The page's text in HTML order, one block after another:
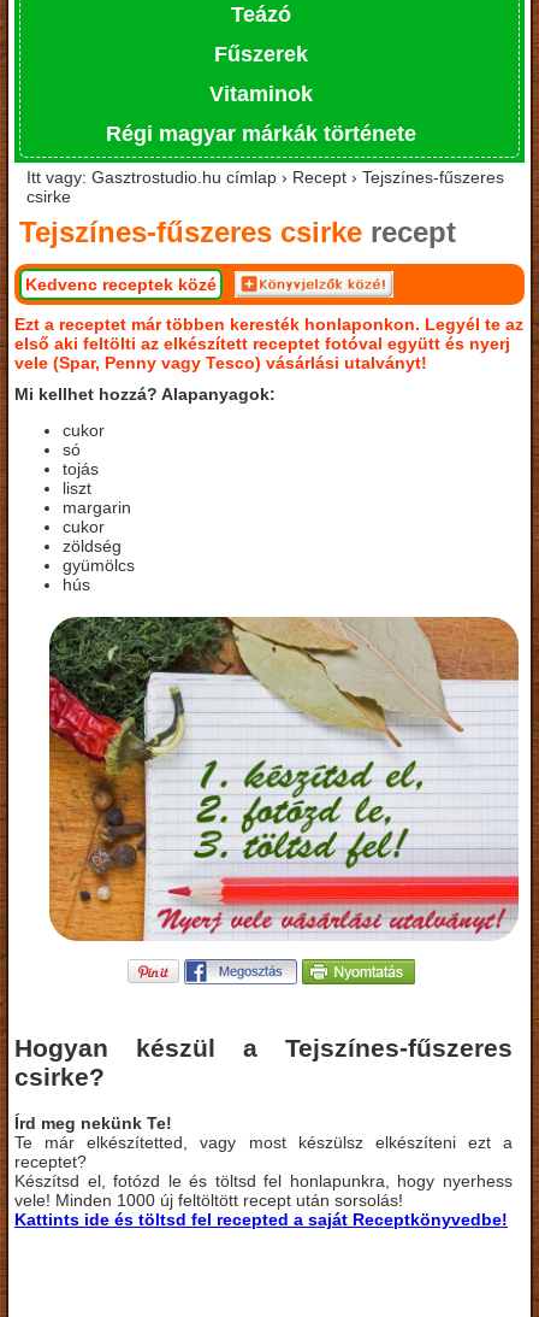
Teázó
Fűszerek
Vitaminok
Régi magyar márkák története
Itt vagy: Gasztrostudio.hu címlap › Recept › Tejszínes-fűszeres
csirke
Tejszínes-fűszeres csirke recept
Kedvenc receptek közé
Ezt a receptet már többen keresték honlaponkon. Legyél te az
első aki feltölti az elkészített receptet fotóval együtt és nyerj
vele (Spar, Penny vagy Tesco) vásárlási utalványt!
Mi kellhet hozzá? Alapanyagok:
cukor
só
tojás
liszt
margarin
cukor
zöldség
gyümölcs
hús
Hogyan készül a Tejszínes-fűszeres
csirke?
Írd meg nekünk Te!
Te már elkészítetted, vagy most készülsz elkészíteni ezt a
receptet?
Készítsd el, fotózd le és töltsd fel honlapunkra, hogy nyerhess
vele! Minden 1000 új feltöltött recept után sorsolás!
Kattints ide és töltsd fel recepted a saját Receptkönyvedbe!